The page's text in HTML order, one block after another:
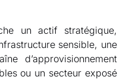
un actif stratégique,
sensible, une
d’approvisionnement
ou un secteur exposé